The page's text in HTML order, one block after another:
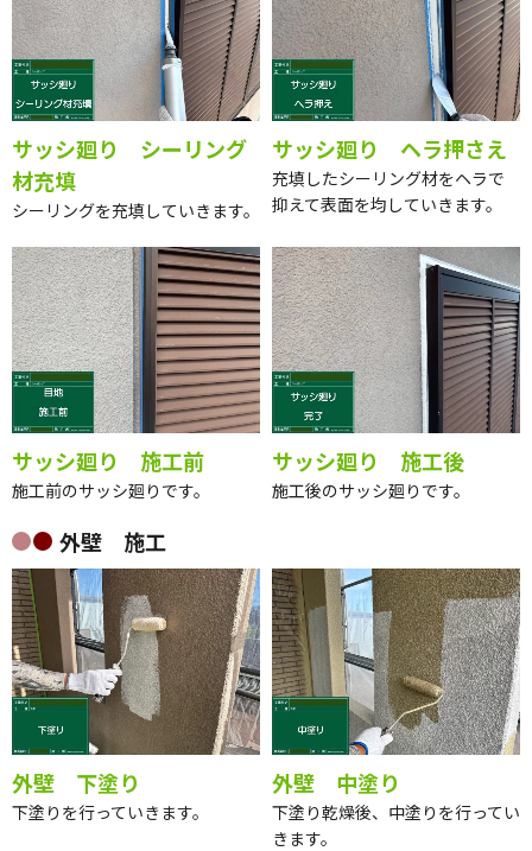
サッシ廻り シーリング
材充填
シーリングを充填していきます。
サッシ廻り ヘラ押さえ
充填したシーリング材をヘラで
抑えて表面を均していきます。
サッシ廻り 施工前
施工前のサッシ廻りです。
サッシ廻り 施工後
施工後のサッシ廻りです。
外壁 施工
外壁 下塗り
下塗りを行っていきます。
外壁 中塗り
下塗り乾燥後、中塗りを行ってい
きます。